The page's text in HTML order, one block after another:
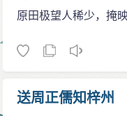
原田极望人稀少，掩
送周正儒知梓州